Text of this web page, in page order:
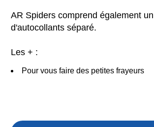
AR Spiders comprend également
d'autocollants séparé.
Les + :
Pour vous faire des petites frayeurs